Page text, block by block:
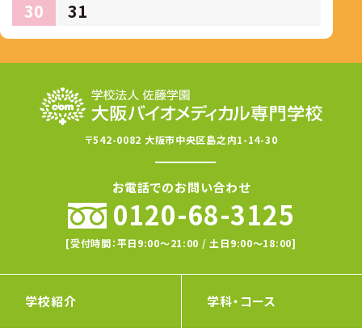
30
31
〒542-0082 大阪市中央区島之内1-14-30
お電話でのお問い合わせ
0120-68-3125
[受付時間：平日9:00〜21:00 / 土日9:00〜18:00]
学校紹介 学科・コース